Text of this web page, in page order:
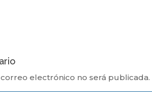
electrónico no será publicada.